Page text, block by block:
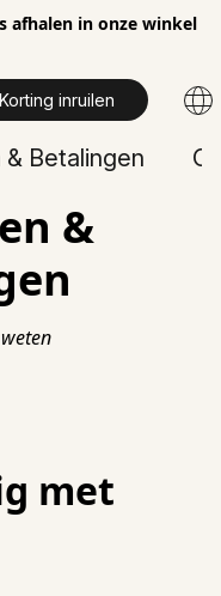
afhalen in onze winkel
Korting inruilen
Betalingen
&
met